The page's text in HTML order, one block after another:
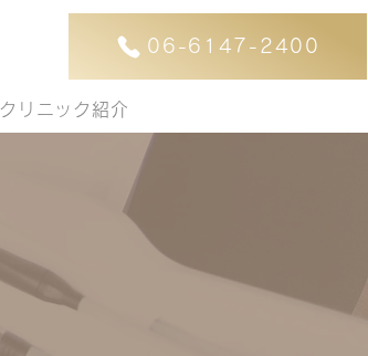
06-6147-2400
クリニック紹介